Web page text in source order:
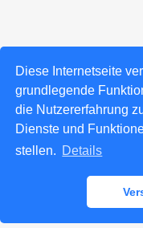
Diese Internetseite
grundlegende
die Nutzererfahrung
Dienste und
stellen. Details